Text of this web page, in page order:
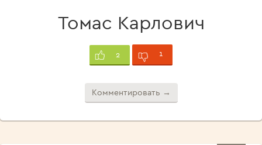
Томас Карлович
2 1
Комментировать →